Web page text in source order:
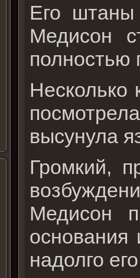
Его штаны
Медисон
полностью
Несколько
высунула
Громкий,
Медисон
надолго